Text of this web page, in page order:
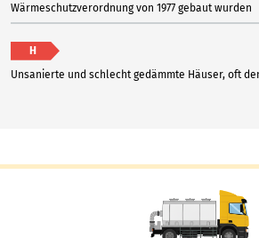
Wärmeschutzverordnung von 1977 gebaut wurden
H
Unsanierte und schlecht gedämmte Häuser, oft